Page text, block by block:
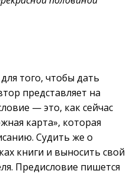
того, чтобы дать
представляет на
— это, как сейчас
карта», которая
Судить же о
книги и выносить свой
Предисловие пишется